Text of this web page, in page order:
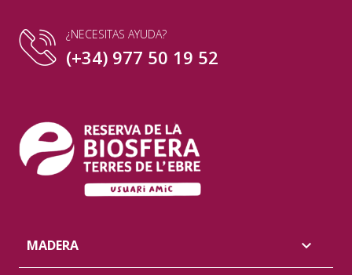
¿NECESITAS AYUDA?
(+34) 977 50 19 52
MADERA 